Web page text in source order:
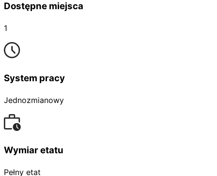
Dostępne miejsca
1
System pracy
Jednozmianowy
Wymiar etatu
Pełny etat